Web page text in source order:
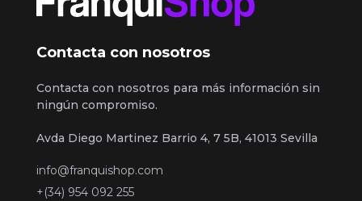
Contacta con nosotros
Contacta con nosotros para más información sin
ningún compromiso.
Avda Diego Martinez Barrio 4, 7 5B, 41013 Sevilla
info@franquishop.com
+(34) 954 092 255